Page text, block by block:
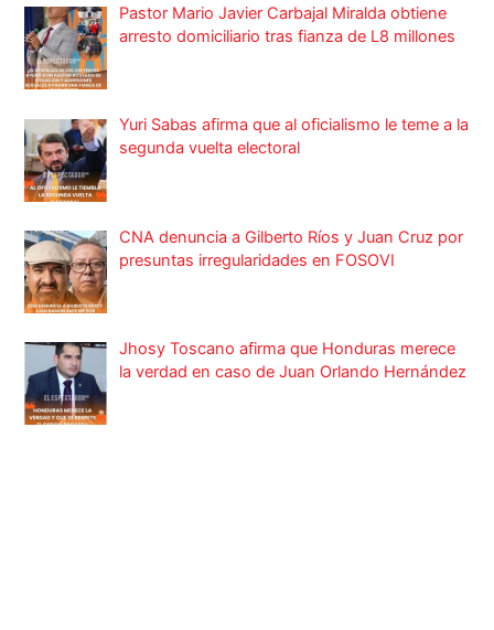
Pastor Mario Javier Carbajal Miralda obtiene
arresto domiciliario tras fianza de L8 millones
Yuri Sabas afirma que al oficialismo le teme a la
segunda vuelta electoral
CNA denuncia a Gilberto Ríos y Juan Cruz por
presuntas irregularidades en FOSOVI
Jhosy Toscano afirma que Honduras merece
la verdad en caso de Juan Orlando Hernández